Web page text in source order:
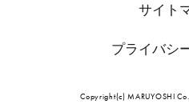
サイト
プライバシ
Copyright(c) MARUYOSHI